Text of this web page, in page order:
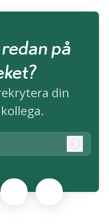
på
din